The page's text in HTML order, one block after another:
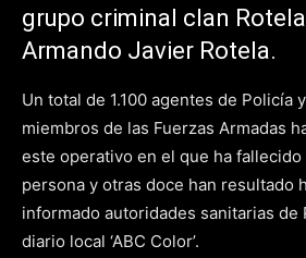
grupo criminal clan
Armando Javier Rotela.
Un total de 1.100 agentes de Policía
miembros de las Fuerzas Armadas
este operativo en el que ha fallecido
persona y otras doce han resultado
informado autoridades sanitarias de
diario local ‘ABC Color’.